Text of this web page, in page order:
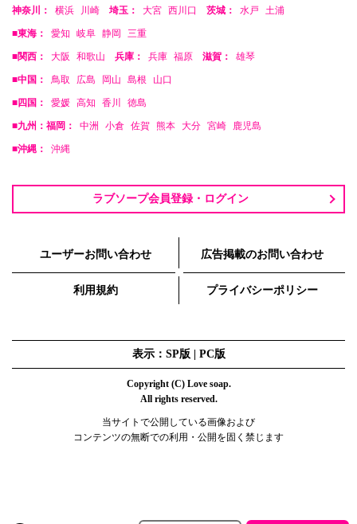
神奈川： 横浜 川崎 埼玉： 大宮 西川口 茨城： 水戸 土浦
■東海： 愛知 岐阜 静岡 三重
■関西： 大阪 和歌山 兵庫： 兵庫 福原 滋賀： 雄琴
■中国： 鳥取 広島 岡山 島根 山口
■四国： 愛媛 高知 香川 徳島
■九州：福岡： 中洲 小倉 佐賀 熊本 大分 宮崎 鹿児島
■沖縄： 沖縄
ラブソープ会員登録・ログイン
ユーザーお問い合わせ 広告掲載のお問い合わせ
利用規約 プライバシーポリシー
表示：SP版 | PC版
Copyright (C) Love soap.
All rights reserved.
当サイトで公開している画像および
コンテンツの無断での利用・公開を固く禁じます